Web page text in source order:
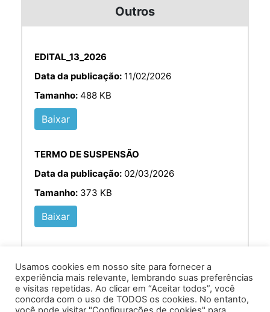
Outros
EDITAL_13_2026
Data da publicação: 11/02/2026
Tamanho: 488 KB
Baixar
TERMO DE SUSPENSÃO
Data da publicação: 02/03/2026
Tamanho: 373 KB
Baixar
Usamos cookies em nosso site para fornecer a
experiência mais relevante, lembrando suas preferências
e visitas repetidas. Ao clicar em “Aceitar todos”, você
concorda com o uso de TODOS os cookies. No entanto,